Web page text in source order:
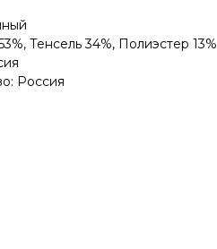
Тенсель 34%, Полиэстер 13%
Россия